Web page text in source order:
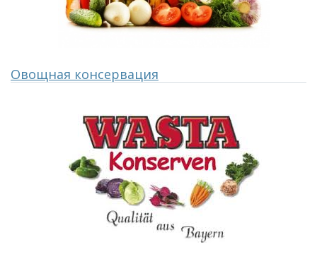
Овощная консервация